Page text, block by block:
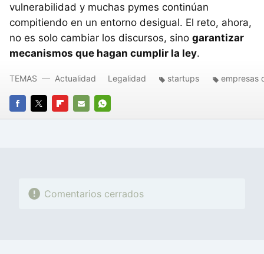
vulnerabilidad y muchas pymes continúan
compitiendo en un entorno desigual. El reto, ahora,
no es solo cambiar los discursos, sino garantizar
mecanismos que hagan cumplir la ley.
FACEBOOK
TWITTERFLIPBOARD
E-
WHATSAPP
TEMAS Actualidad Legalidad startups empresas
Comentarios cerrados